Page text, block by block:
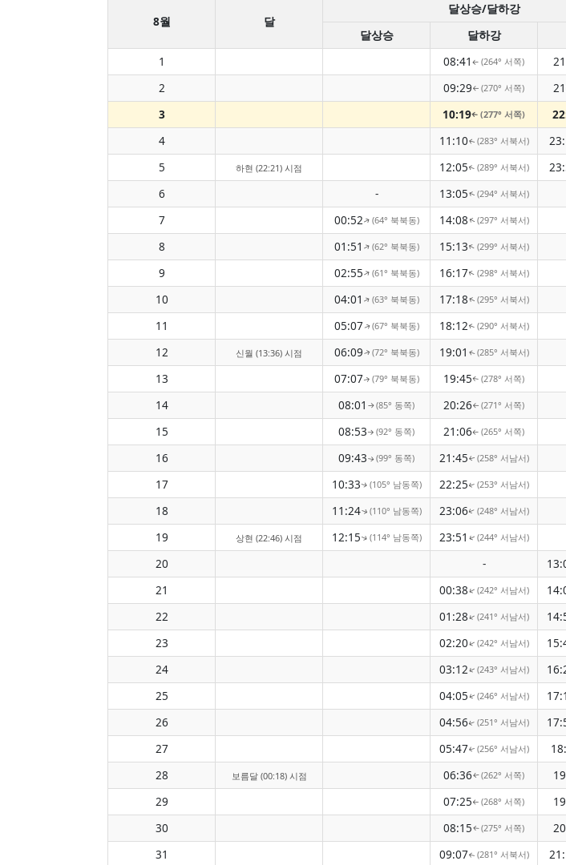
8월 달
달상승/달하강
달상승
달하강
1
08:41 ↑(264° 서쪽)
2
09:29↑ (270° 서쪽)
3
10:19↑(277° 서쪽)
4
11:10↑(283° 서북서)
5
하현 (22:21) 시점 12:05↑(289° 서북서)
6
- 13:05↑(294° 서북서)
7
00:52↑(64° 북북동) 14:08↑(297° 서북서)
8
01:51 ↑(62° 북북동) 15:13↑(299° 서북서)
9
02:55↑(61° 북북동) 16:17↑(298° 서북서)
10
04:01 ↑(63° 북북동) 17:18↑(295° 서북서)
11
05:07↑(67° 북북동) 18:12↑(290° 서북서)
12
신월 (13:36) 시점 06:09↑(72° 북북동) 19:01 ↑(285° 서북서)
13
07:07↑(79° 북북동) 19:45↑(278° 서쪽)
14
08:01 ↑(85° 동쪽) 20:26↑(271° 서쪽)
15
08:53↑(92° 동쪽) 21:06↑(265° 서쪽)
16
09:43↑(99° 동쪽) 21:45↑(258° 서남서)
17
10:33↑(105° 남동쪽) 22:25↑(253° 서남서)
18
11:24↑(110° 남동쪽) 23:06↑(248° 서남서)
19
상현 (22:46) 시점 12:15↑(114° 남동쪽) 23:51 ↑(244° 서남서)
20
-
21
00:38↑(242° 서남서)
22
01:28↑(241° 서남서)
23
02:20↑(242° 서남서)
24
03:12↑(243° 서남서)
25
04:05↑(246° 서남서)
26
04:56↑(251° 서남서)
27
05:47↑(256° 서남서)
28
보름달 (00:18) 시점 06:36↑(262° 서쪽)
29
07:25↑(268° 서쪽)
30
08:15↑(275° 서쪽)
31
09:07↑(281° 서북서)